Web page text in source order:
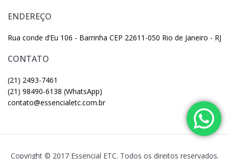
ENDEREÇO
Rua conde d’Eu 106 - Barrinha CEP 22611-050 Rio de Janeiro - RJ
CONTATO
(21) 2493-7461
(21) 98490-6138 (WhatsApp)
contato@essencialetc.com.br
Copyright © 2017 Essencial ETC. Todos os direitos reservados.